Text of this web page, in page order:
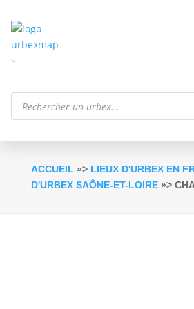
Recherche
produits
ACCUEIL »> LIEUX D'URBEX EN
D'URBEX SAÔNE-ET-LOIRE»>